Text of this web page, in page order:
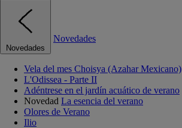
Novedades
Novedades
Vela del mes Choisya (Azahar Mexicano)
L'Odissea - Parte II
Adéntrese en el jardín acuático de verano
Novedad La esencia del verano
Olores de Verano
Ilio